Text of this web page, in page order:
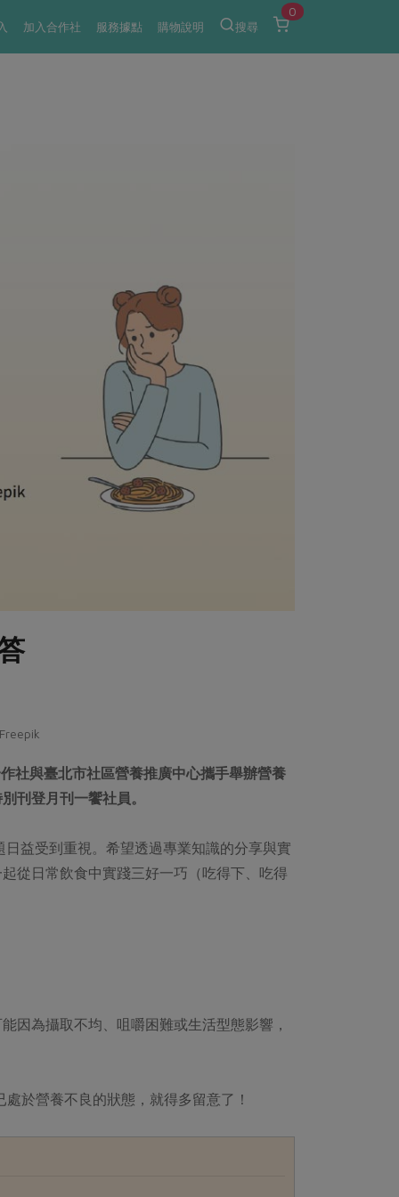
加入合作社 服務據點 購物說明 搜尋
0
社與臺北市社區營養推廣中心攜手舉辦營養
刊登月刊一饗社員。
益受到重視。希望透過專業知識的分享與實
從日常飲食中實踐三好一巧（吃得下、吃得
因為攝取不均、咀嚼困難或生活型態影響，
於營養不良的狀態，就得多留意了！